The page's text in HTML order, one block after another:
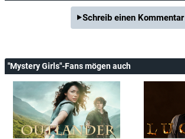
Schreib einen Kommentar
"Mystery Girls"-Fans mögen auch